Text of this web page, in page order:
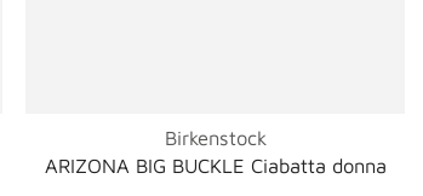
Birkenstock
ARIZONA BIG BUCKLE Ciabatta donna